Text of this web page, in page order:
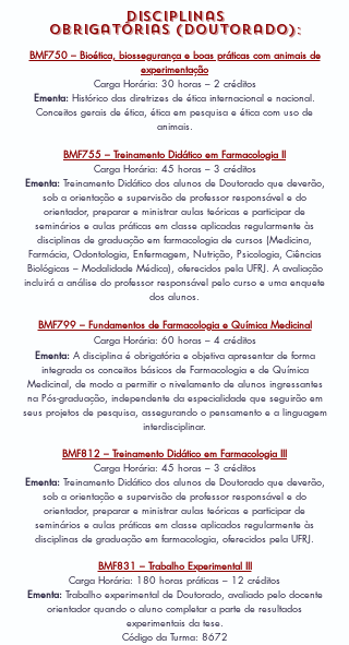
Disciplinas
Obrigatórias(Doutorado):
BMF750 – Bioética, biossegurança e boas práticas com animais de
experimentação
Carga Horária: 30 horas – 2 créditos
Ementa: Histórico das diretrizes de ética internacional e nacional.
Conceitos gerais de ética, ética em pesquisa e ética com uso de
animais.
BMF755 – Treinamento Didático em Farmacologia II
Carga Horária: 45 horas – 3 créditos
Ementa:Treinamento Didático dos alunos de Doutorado que deverão,
sob a orientação e supervisão de professor responsável e do
orientador, preparar e ministrar aulas teóricas e participar de
seminários e aulas práticas em classe aplicadas regularmente às
disciplinas de graduação em farmacologia de cursos (Medicina,
Farmácia, Odontologia, Enfermagem, Nutrição, Psicologia, Ciências
Biológicas – Modalidade Médica), oferecidos pela UFRJ. A avaliação
incluirá a análise do professor responsável pelo curso e uma enquete
dos alunos.
BMF799 – Fundamentos de Farmacologia e Química Medicinal
Carga Horária: 60 horas – 4 créditos
Ementa: A disciplina é obrigatória e objetiva apresentar de forma
integrada os conceitos básicos de Farmacologia e de Química
Medicinal, de modo a permitir o nivelamento de alunos ingressantes
na Pós-graduação, independente da especialidade que seguirão em
seus projetos de pesquisa, assegurando o pensamento e a linguagem
interdisciplinar.
BMF812 – Treinamento Didático em Farmacologia III
Carga Horária: 45 horas – 3 créditos
Ementa:Treinamento Didático dos alunos de Doutorado que deverão,
sob a orientação e supervisão de professor responsável e do
orientador, preparar e ministrar aulas teóricas e participar de
seminários e aulas práticas em classe aplicados regularmente às
disciplinas de graduação em farmacologia, oferecidos pela UFRJ.
BMF831 – Trabalho Experimental III
Carga Horária: 180 horas práticas – 12 créditos
Ementa:Trabalho experimental de Doutorado, avaliado pelo docente
orientador quando o aluno completar a parte de resultados
experimentais da tese.
Código da Turma: 8672